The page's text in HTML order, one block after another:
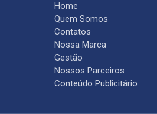
Home
Quem Somos
Contatos
Nossa Marca
Gestão
Nossos Parceiros
Conteúdo Publicitário